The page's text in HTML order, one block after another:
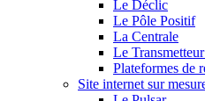
Le Déclic
Le Pôle Positif
La Centrale
Le
Plateformes de
Site internet sur